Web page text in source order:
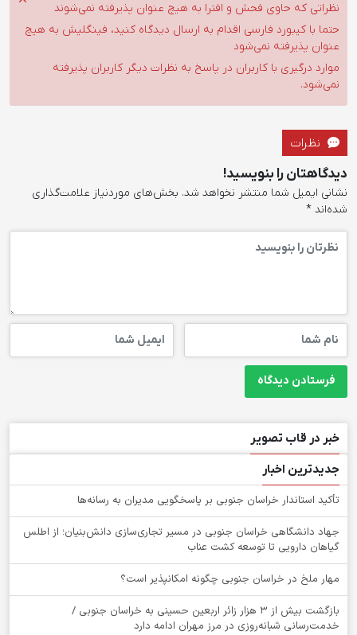
نظراتی که حاوی فحش و افترا به هیچ عنوان پذیرفته نمی‌شوند
حتما با کیبورد فارسی اقدام به ارسال دیدگاه کنید، فینگلیش به هیچ
عنوان پذیرفته نمی‌شود
موارد درگیری با کاربران در پاسخ به نظرات دیگر کاربران پذیرفته
نمی‌شود.
نظرات
دیدگاهتان را بنویسید!
نشانی ایمیل شما منتشر نخواهد شد. بخش‌های موردنیاز علامت‌گذاری
شده‌اند *
خبر در قاب تصویر
جدیدترین اخبار
تأکید استاندار خراسان جنوبی بر پاسخگویی مدیران به رسانه‌ها
جهاد دانشگاهی خراسان جنوبی در مسیر تجاری‌سازی دانش‌بنیان؛ از اطلس
گیاهان دارویی تا توسعه کشت عناب
‌مهار ملخ در خراسان جنوبی چگونه امکانپذیر است؟
بازگشت بیش از ۳ هزار زائر اربعین حسینی به خراسان جنوبی /
خدمت‌رسانی شبانه‌روزی در مرز مهران ادامه دارد